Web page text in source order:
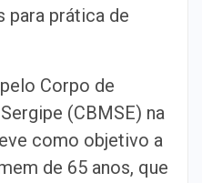
para prática de
Corpo de
(CBMSE) na
como objetivo a
de 65 anos, que